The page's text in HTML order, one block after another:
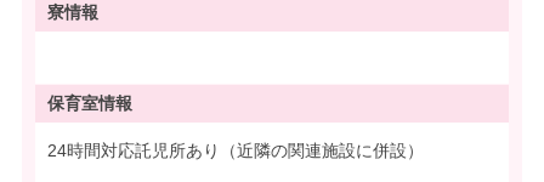
寮情報
保育室情報
24時間対応託児所あり（近隣の関連施設に併設）